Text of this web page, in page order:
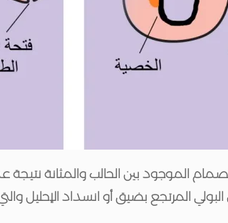
الموجود بين الحالب والمثانة نتيجة
البولي المرتجع بضيق أو انسداد